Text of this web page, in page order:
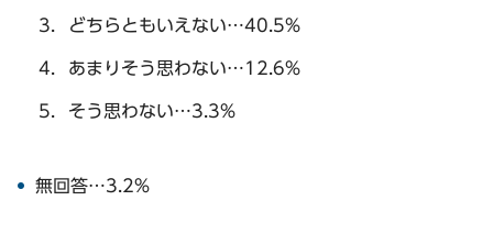
どちらともいえない…40.5%
あまりそう思わない…12.6%
そう思わない…3.3%
無回答…3.2%